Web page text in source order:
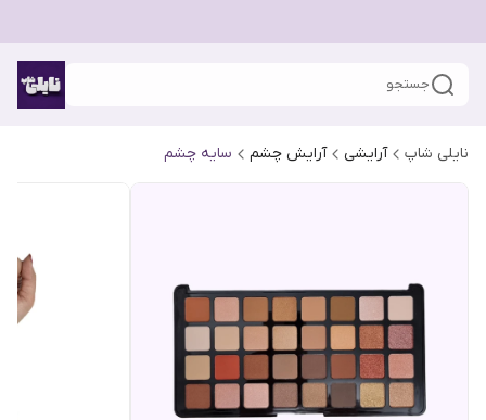
جستجو
نایلی شاپ آرایشی آرایش چشم سایه چشم